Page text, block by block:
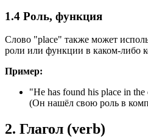
1.4 Роль, функция
Слово "place" также может
роли или функции в каком-либо
Пример:
"He has found his place in the
(Он нашёл свою роль в
2. Глагол (verb)